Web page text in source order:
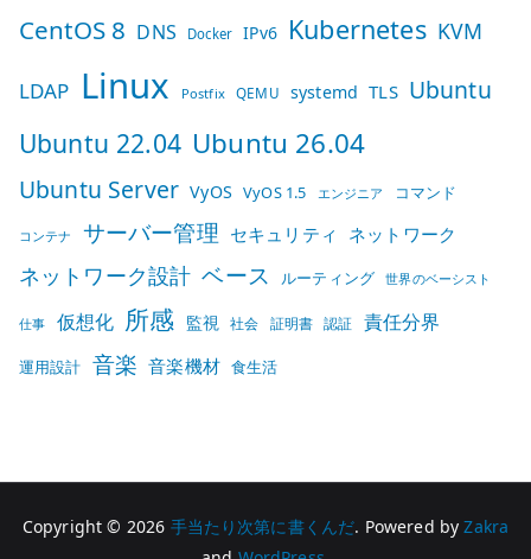
CentOS 8 DNS Docker IPv6 Kubernetes KVM
LDAP Linux Postfix QEMU systemd TLS Ubuntu
Ubuntu 22.04 Ubuntu 26.04
Ubuntu Server VyOS VyOS 1.5 エンジニア コマンド
コンテナ サーバー管理 セキュリティ ネットワーク
ネットワーク設計 ベース ルーティング 世界のベーシスト
仕事 仮想化 所感 監視 社会 証明書 認証 責任分界
運用設計 音楽 音楽機材 食生活
Copyright © 2026 手当たり次第に書くんだ. Powered byZakra